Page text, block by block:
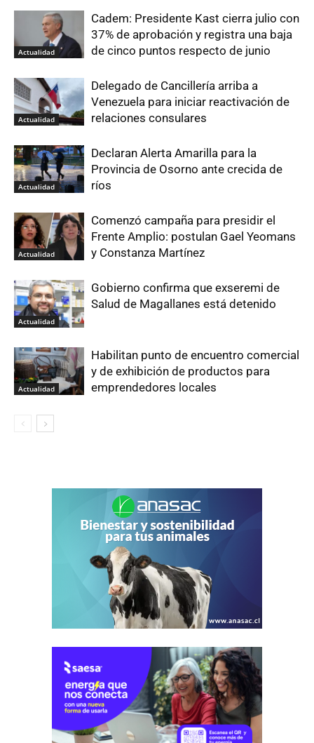
Actualidad
Cadem: Presidente Kast cierra julio con
37% de aprobación y registra una baja
de cinco puntos respecto de junio
Actualidad
Delegado de Cancillería arriba a
Venezuela para iniciar reactivación de
relaciones consulares
Actualidad
Declaran Alerta Amarilla para la
Provincia de Osorno ante crecida de
ríos
Actualidad
Comenzó campaña para presidir el
Frente Amplio: postulan Gael Yeomans
y Constanza Martínez
Actualidad
Gobierno confirma que exseremi de
Salud de Magallanes está detenido
Actualidad
Habilitan punto de encuentro comercial
y de exhibición de productos para
emprendedores locales